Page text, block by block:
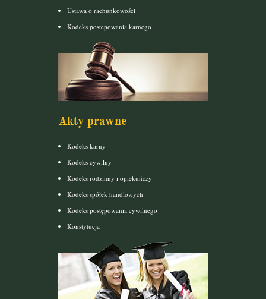
Ustawa o rachunkowości
Kodeks postepowania karnego
Akty prawne
Kodeks karny
Kodeks cywilny
Kodeks rodzinny i opiekuńczy
Kodeks spółek handlowych
Kodeks postępowania cywilnego
Konstytucja